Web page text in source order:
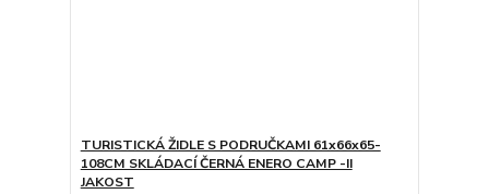
TURISTICKÁ ŽIDLE S PODRUČKAMI 61x66x65-
108CM SKLÁDACÍ ČERNÁ ENERO CAMP -II
JAKOST